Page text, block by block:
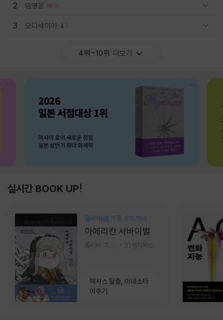
2 임영웅
3 오디세이아 2
4위~10위 더보기
실시간 BOOK UP!
올리버쌤 가족 로드무비
아메리칸 서바이벌
21세기북스
텍사스 탈출, 미네소타
이주기